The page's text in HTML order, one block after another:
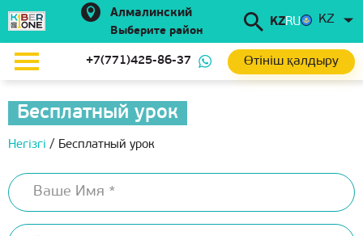
Алмалинский
Выберите район
KZRU KZ
+7(771)425-86-37 Өтініш қалдыру
Бесплатный урок
Негізгі / Бесплатный урок